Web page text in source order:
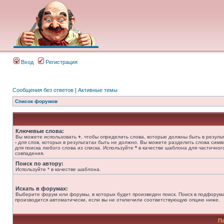
Вход Регистрация
Сообщения без ответов | Активные темы
Список форумов
Ключевые слова:
Вы можете использовать + , чтобы определить слова, которые должны быть в
- для слов, которых в результатах быть не должно. Вы можете разделить слова
для поиска любого слова из списка. Используйте * в качестве шаблона для
совпадения.
Поиск по автору:
Используйте * в качестве шаблона.
Искать в форумах:
Выберите форум или форумы, в которых будет произведен поиск. Поиск в
производится автоматически, если вы не отключили соответствующую опцию ниже.